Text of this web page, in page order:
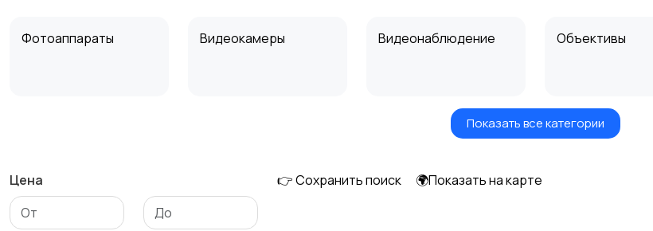
Фотоаппараты Видеокамеры Видеонаблюдение Объективы
Компактные
Показать все категории
Цена 👉 Сохранить поиск 🌍Показать на карте